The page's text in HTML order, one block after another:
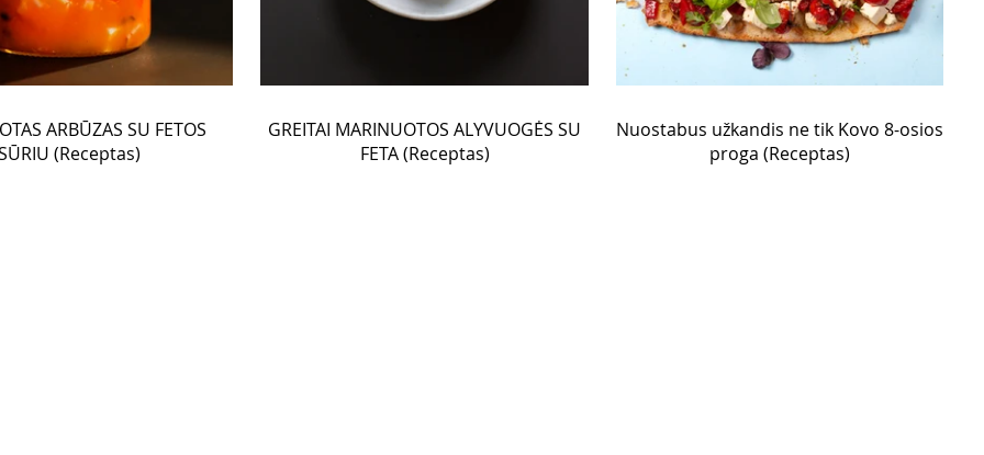
ARBŪZAS SU FETOS
(Receptas)
GREITAI MARINUOTOS ALYVUOGĖS SU
FETA (Receptas)
Nuostabus užkandis ne tik Kovo 8-osios
proga (Receptas)